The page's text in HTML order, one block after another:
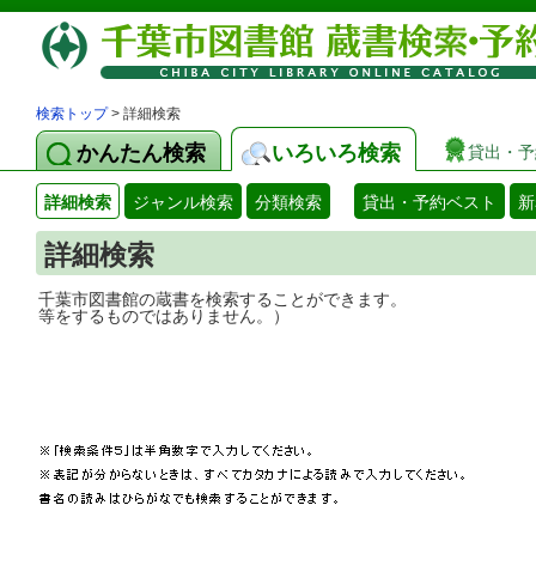
検索トップ> 詳細検索
かんたん検索 いろいろ検索 貸出・
詳細検索 ジャンル検索 分類検索 貸出・予約ベスト
詳細検索
千葉市図書館の蔵書を検索することがで
等をするものではありません。）